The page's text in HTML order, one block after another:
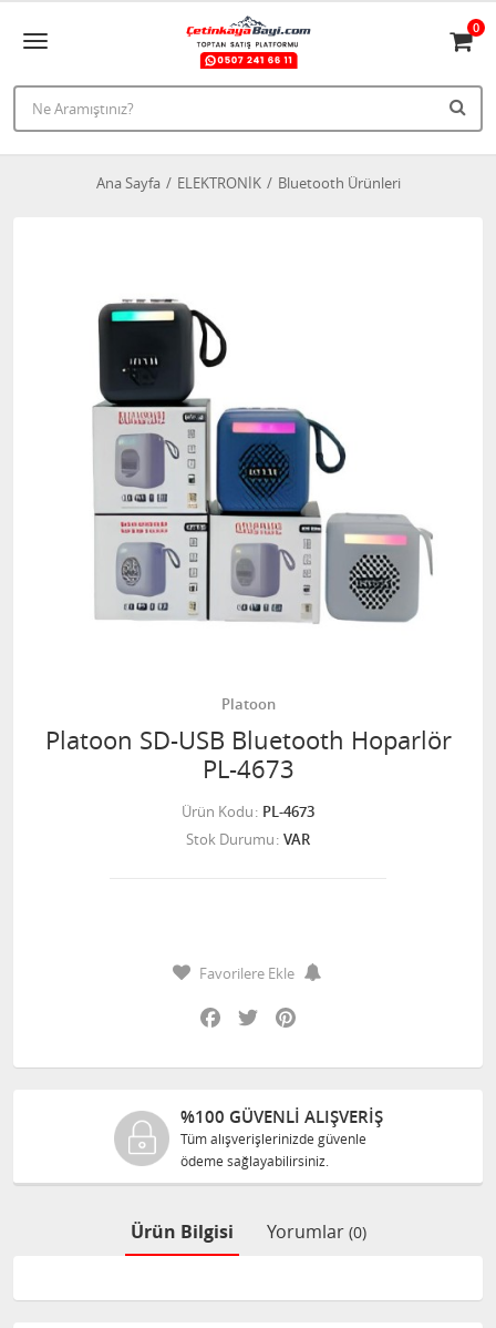
0
Ana Sayfa ELEKTRONİK Bluetooth Ürünleri
Platoon
Platoon SD-USB Bluetooth Hoparlör
PL-4673
Ürün Kodu PL-4673
Stok Durumu VAR
Favorilere Ekle
Facebook
Twitter
%100 GÜVENLİ ALIŞVERİŞ
Tüm alışverişlerinizde güvenle
ödeme sağlayabilirsiniz.
Ürün Bilgisi Yorumlar (0)